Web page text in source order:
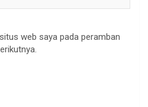
web saya pada peramban